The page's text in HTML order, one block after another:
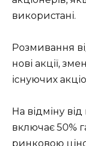
використані.
Розмивання
нові акції,
існуючих
На відміну
включає 50%
ринковою